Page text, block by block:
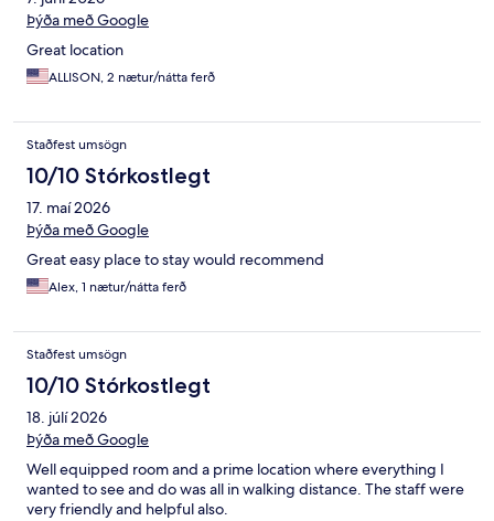
Þýða með Google
Great location
ALLISON, 2 nætur/nátta ferð
Staðfest umsögn
10/10 Stórkostlegt
17. maí 2026
Þýða með Google
Great easy place to stay would recommend
Alex, 1 nætur/nátta ferð
Staðfest umsögn
10/10 Stórkostlegt
18. júlí 2026
Þýða með Google
Well equipped room and a prime location where everything I
wanted to see and do was all in walking distance. The staff were
very friendly and helpful also.